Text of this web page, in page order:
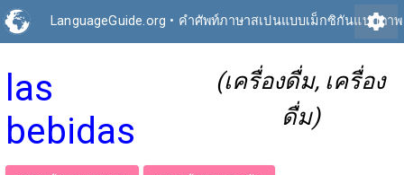
LanguageGuide.org • คำศัพท์ภาษาสเปนแบบเม็กซิกันแบบภาพ
settings
las
bebidas
(เครื่องดื่ม, เครื่อง
ดื่ม)